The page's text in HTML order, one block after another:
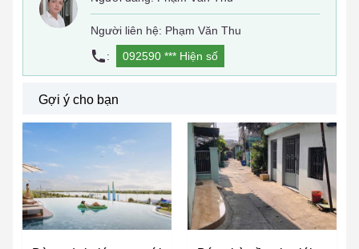
Người liên hệ: Phạm Văn Thu
:
092590 *** Hiện số
Gợi ý cho bạn